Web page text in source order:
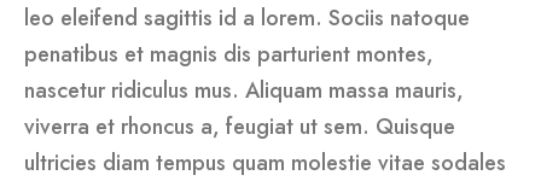
leo eleifend sagittis id a lorem. Sociis natoque
penatibus et magnis dis parturient montes,
nascetur ridiculus mus. Aliquam massa mauris,
viverra et rhoncus a, feugiat ut sem. Quisque
ultricies diam tempus quam molestie vitae sodales